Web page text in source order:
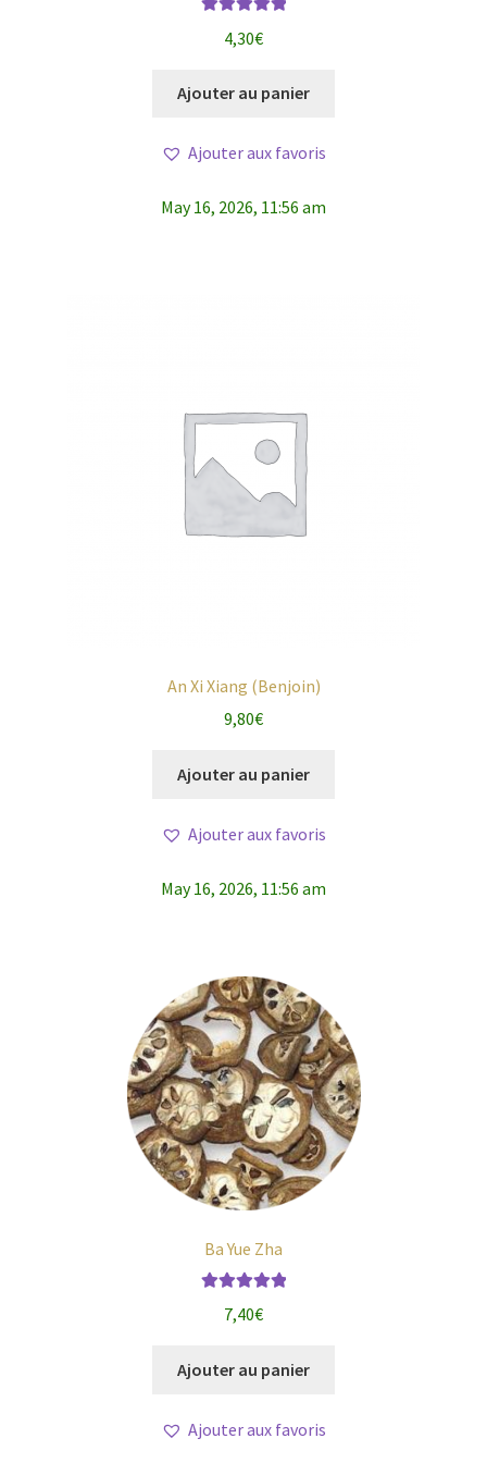
4,30€
Ajouter au panier
Ajouter aux favoris
May 16, 2026, 11:56 am
An Xi Xiang (Benjoin)
9,80€
Ajouter au panier
Ajouter aux favoris
May 16, 2026, 11:56 am
Ba Yue Zha
7,40€
Ajouter au panier
Ajouter aux favoris